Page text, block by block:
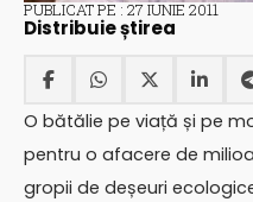
PUBLICAT PE : 27 IUNIE 2011
Distribuie știrea
O bătălie pe viață și pe
pentru o afacere de
gropii de deșeuri